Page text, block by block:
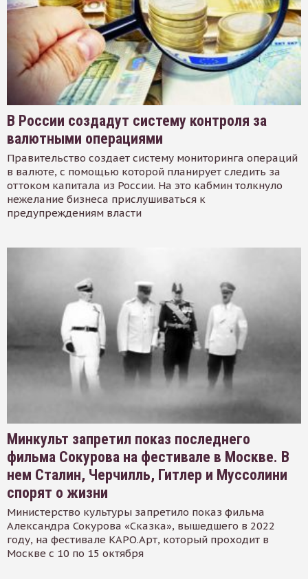
В России создадут систему контроля за
валютными операциями
Правительство создает систему мониторинга операций
в валюте, с помощью которой планирует следить за
оттоком капитала из России. На это кабмин толкнуло
нежелание бизнеса прислушиваться к
предупреждениям власти
Минкульт запретил показ последнего
фильма Сокурова на фестивале в Москве. В
нем Сталин, Черчилль, Гитлер и Муссолини
спорят о жизни
Министерство культуры запретило показ фильма
Александра Сокурова «Сказка», вышедшего в 2022
году, на фестивале КАРО.Арт, который проходит в
Москве с 10 по 15 октября